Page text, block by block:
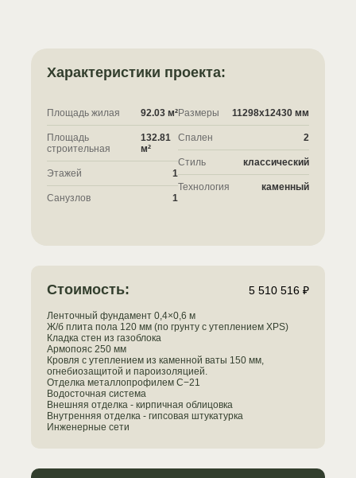
Характеристики проекта:
Площадь жилая 92.03 м²
Площадь
строительная
132.81
м²
Этажей 1
Санузлов 1
Размеры 11298x12430 мм
Спален 2
Стиль классический
Технология каменный
Стоимость: 5 510 516 ₽
Ленточный фундамент 0,4×0,6 м
Ж/б плита пола 120 мм (по грунту с утеплением XPS)
Кладка стен из газоблока
Армопояс 250 мм
Кровля с утеплением из каменной ваты 150 мм,
огнебиозащитой и пароизоляцией.
Отделка металлопрофилем С−21
Водосточная система
Внешняя отделка - кирпичная облицовка
Внутренняя отделка - гипсовая штукатурка
Инженерные сети